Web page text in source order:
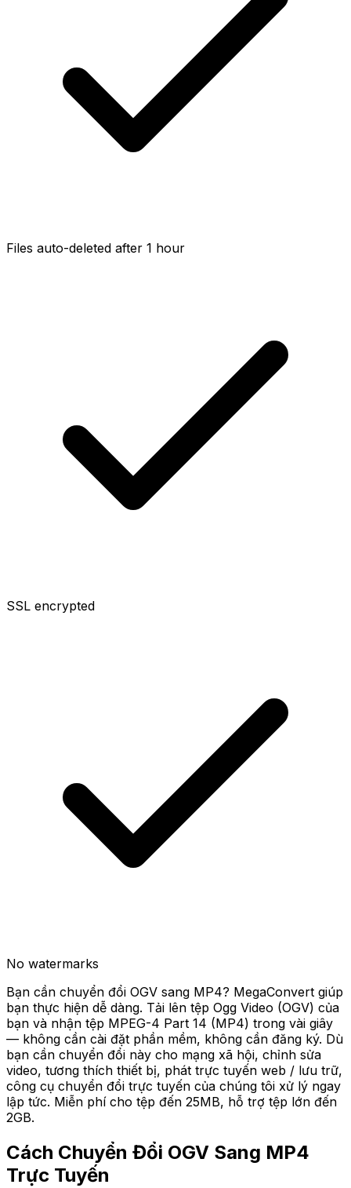
Files auto-deleted after 1 hour
SSL encrypted
No watermarks
Bạn cần chuyển đổi OGV sang MP4? MegaConvert giúp
bạn thực hiện dễ dàng. Tải lên tệp Ogg Video (OGV) của
bạn và nhận tệp MPEG-4 Part 14 (MP4) trong vài giây
— không cần cài đặt phần mềm, không cần đăng ký. Dù
bạn cần chuyển đổi này cho mạng xã hội, chỉnh sửa
video, tương thích thiết bị, phát trực tuyến web / lưu trữ,
công cụ chuyển đổi trực tuyến của chúng tôi xử lý ngay
lập tức. Miễn phí cho tệp đến 25MB, hỗ trợ tệp lớn đến
2GB.
Cách Chuyển Đổi OGV Sang MP4
Trực Tuyến